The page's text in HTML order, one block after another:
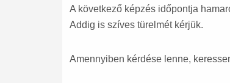
A következő képzés időpontja
Addig is szíves türelmét kérjük.
Amennyiben kérdése lenne,